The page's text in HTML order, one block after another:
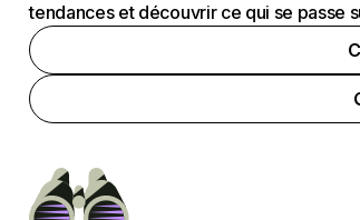
tendances et découvrir ce qui se passe